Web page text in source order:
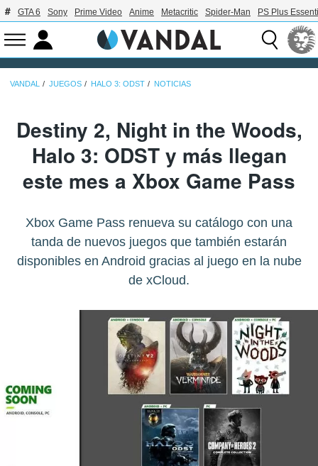
GTA 6 Sony Prime Video Anime Metacritic Spider-Man PS Plus
VANDAL JUEGOS HALO 3: ODST NOTICIAS
Destiny 2, Night in the Woods,
Halo 3: ODST y más llegan
este mes a Xbox Game Pass
Xbox Game Pass renueva su catálogo con una
tanda de nuevos juegos que también estarán
disponibles en Android gracias al juego en la nube
de xCloud.